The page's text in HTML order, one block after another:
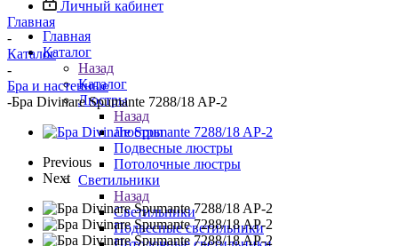
Личный кабинет
Главная
Каталог
Назад
Каталог
Люстры
Назад
Люстры
Подвесные люстры
Потолочные люстры
Светильники
Назад
Светильники
Подвесные светильники
Главная
-
Каталог
-
Бра и настенные
-Бра Divinare Spumante 7288/18 AP-2
Previous
Next